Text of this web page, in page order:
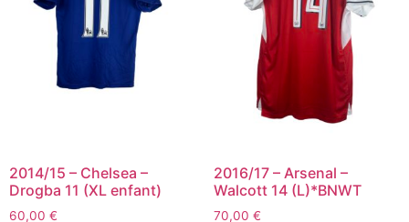
2014/15 – Chelsea –
Drogba 11 (XL enfant)
60,00 €
2016/17 – Arsenal –
Walcott 14 (L)*BNWT
70,00 €